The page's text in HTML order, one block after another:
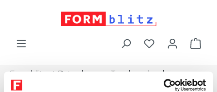
Formblitz Ratgeber
Topdownload
Elektroniker-bewerbungs-paket